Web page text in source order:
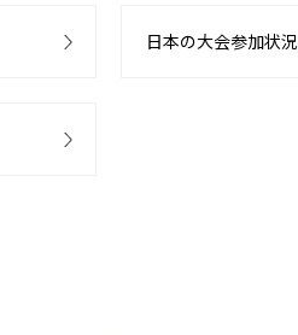
日本の大会参加状況